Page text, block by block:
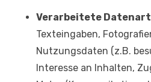
Verarbeitete
Texteingaben,
Nutzungsdaten (z.B.
Interesse an Inhalten,